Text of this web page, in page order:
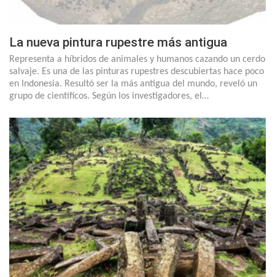
La nueva pintura rupestre más antigua
Representa a híbridos de animales y humanos cazando un cerdo
salvaje. Es una de las pinturas rupestres descubiertas hace poco
en Indonesia. Resultó ser la más antigua del mundo, reveló un
grupo de científicos. Según los investigadores, el…